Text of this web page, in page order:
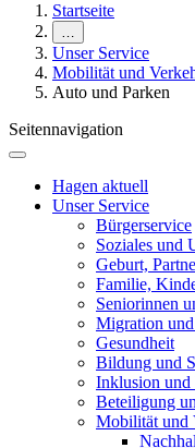
Startseite
…
Unser Service
Mobilität und
Auto und Parken
Seitennavigation
Hagen aktuell
Unser Service
Bürgerservice
Soziales und
Geburt,
Familie,
Seniorinnen
Migration
Gesundheit
Bildung und
Inklusion und
Beteiligung
Mobilität und